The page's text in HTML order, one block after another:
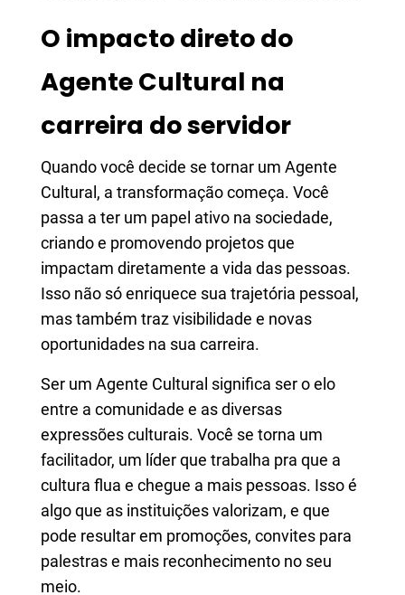
O impacto direto do
Agente Cultural na
carreira do servidor
Quando você decide se tornar um Agente
Cultural, a transformação começa. Você
passa a ter um papel ativo na sociedade,
criando e promovendo projetos que
impactam diretamente a vida das pessoas.
Isso não só enriquece sua trajetória pessoal,
mas também traz visibilidade e novas
oportunidades na sua carreira.
Ser um Agente Cultural significa ser o elo
entre a comunidade e as diversas
expressões culturais. Você se torna um
facilitador, um líder que trabalha pra que a
cultura flua e chegue a mais pessoas. Isso é
algo que as instituições valorizam, e que
pode resultar em promoções, convites para
palestras e mais reconhecimento no seu
meio.